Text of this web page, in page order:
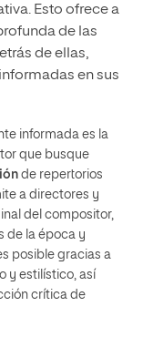
Esto ofrece a
de las
de ellas,
en sus
informada es la
que busque
de repertorios
a directores y
del compositor,
de la época y
posible gracias a
y estilístico, así
crítica de